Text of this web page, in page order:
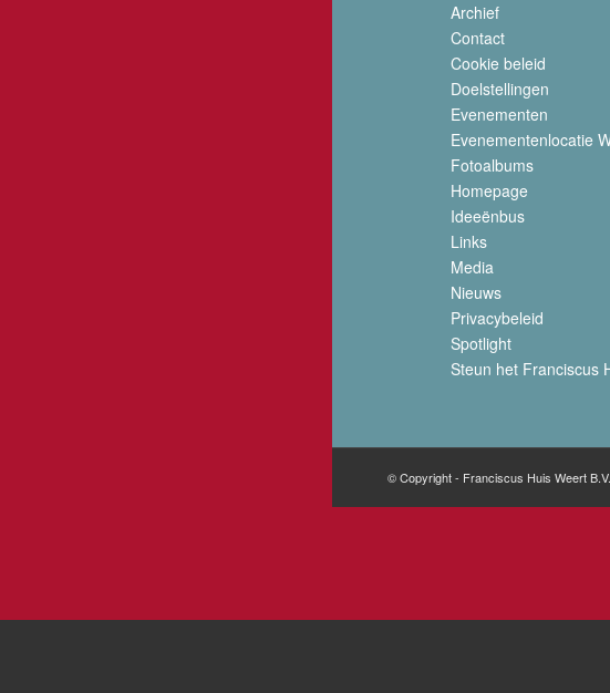
Archief
Contact
Cookie beleid
Doelstellingen
Evenementen
Evenementenlocatie
Fotoalbums
Homepage
Ideeënbus
Links
Media
Nieuws
Privacybeleid
Spotlight
Steun het Franciscus
© Copyright - Franciscus Huis Weert